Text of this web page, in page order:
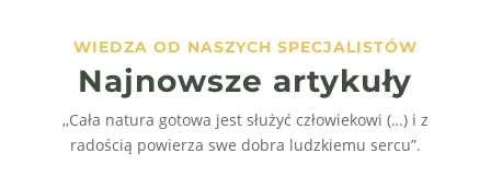
WIEDZA OD NASZYCH SPECJALISTÓW
Najnowsze artykuły
,,Cała natura gotowa jest służyć człowiekowi (…) i z
radością powierza swe dobra ludzkiemu sercu”.